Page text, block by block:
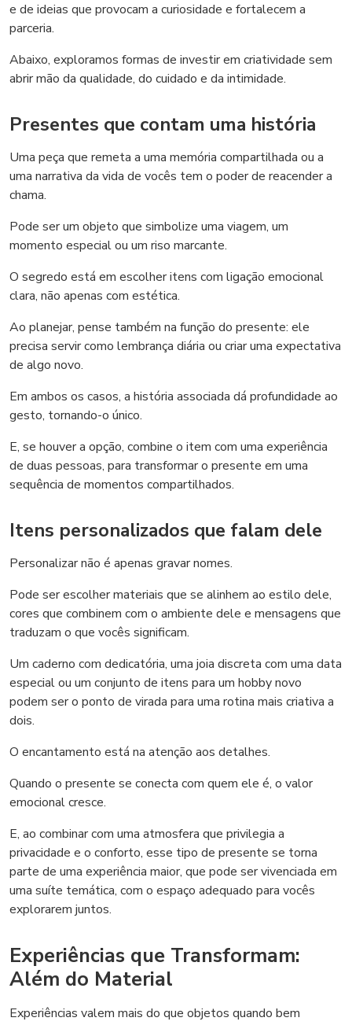
e de ideias que provocam a curiosidade e fortalecem a
parceria.
Abaixo, exploramos formas de investir em criatividade sem
abrir mão da qualidade, do cuidado e da intimidade.
Presentes que contam uma história
Uma peça que remeta a uma memória compartilhada ou a
uma narrativa da vida de vocês tem o poder de reacender a
chama.
Pode ser um objeto que simbolize uma viagem, um
momento especial ou um riso marcante.
O segredo está em escolher itens com ligação emocional
clara, não apenas com estética.
Ao planejar, pense também na função do presente: ele
precisa servir como lembrança diária ou criar uma expectativa
de algo novo.
Em ambos os casos, a história associada dá profundidade ao
gesto, tornando-o único.
E, se houver a opção, combine o item com uma experiência
de duas pessoas, para transformar o presente em uma
sequência de momentos compartilhados.
Itens personalizados que falam dele
Personalizar não é apenas gravar nomes.
Pode ser escolher materiais que se alinhem ao estilo dele,
cores que combinem com o ambiente dele e mensagens que
traduzam o que vocês significam.
Um caderno com dedicatória, uma joia discreta com uma data
especial ou um conjunto de itens para um hobby novo
podem ser o ponto de virada para uma rotina mais criativa a
dois.
O encantamento está na atenção aos detalhes.
Quando o presente se conecta com quem ele é, o valor
emocional cresce.
E, ao combinar com uma atmosfera que privilegia a
privacidade e o conforto, esse tipo de presente se torna
parte de uma experiência maior, que pode ser vivenciada em
uma suíte temática, com o espaço adequado para vocês
explorarem juntos.
Experiências que Transformam:
Além do Material
Experiências valem mais do que objetos quando bem